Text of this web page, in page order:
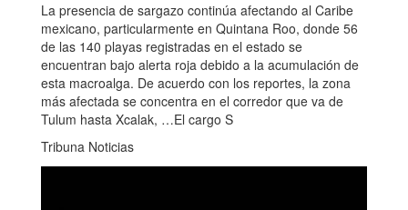
La presencia de sargazo continúa afectando al Caribe
mexicano, particularmente en Quintana Roo, donde 56
de las 140 playas registradas en el estado se
encuentran bajo alerta roja debido a la acumulación de
esta macroalga. De acuerdo con los reportes, la zona
más afectada se concentra en el corredor que va de
Tulum hasta Xcalak, …El cargo S
Tribuna Noticias